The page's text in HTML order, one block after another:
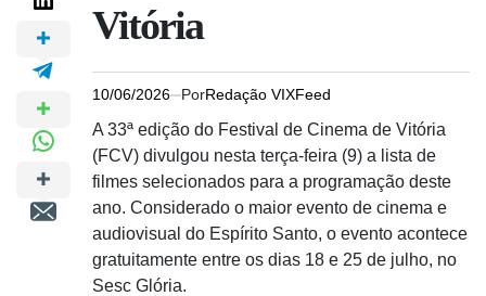
Vitória
10/06/2026 PorRedação VIXFeed
A 33ª edição do Festival de Cinema de Vitória
(FCV) divulgou nesta terça-feira (9) a lista de
filmes selecionados para a programação deste
ano. Considerado o maior evento de cinema e
audiovisual do Espírito Santo, o evento acontece
gratuitamente entre os dias 18 e 25 de julho, no
Sesc Glória.